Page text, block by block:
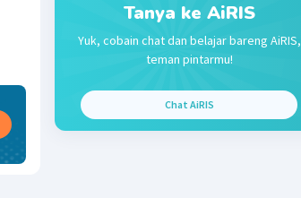
Tanya ke AiRIS
Yuk, cobain chat dan belajar bareng AiRIS,
teman pintarmu!
Chat AiRIS